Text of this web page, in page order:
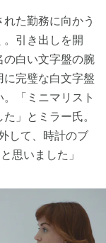
た勤務に向かう
引き出しを開
の白い文字盤の腕
に完璧な白文字盤
「ミニマリスト
」とミラー氏。
して、時計のブ
思いました」